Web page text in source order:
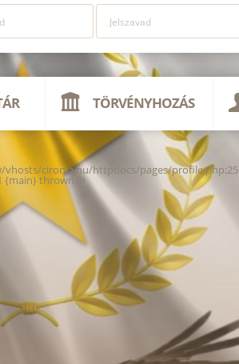
TÖRVÉNYHOZÁS
vhosts/cironia.hu/httpdocs/pages/profile.php:25
{main} thrown in